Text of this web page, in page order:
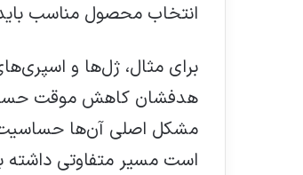
انتخاب محصول مناسب باید
برای مثال، ژل‌ها و
هدفشان کاهش موقت
مشکل اصلی آن‌ها حساسیت
است مسیر متفاوتی داشته